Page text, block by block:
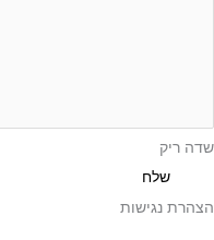
שדה ריק
שלח
הצהרת נגישות